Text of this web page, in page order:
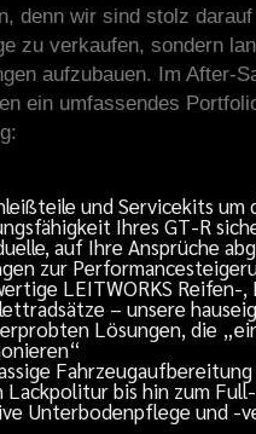
denn wir sind stolz
zu verkaufen, sondern
aufzubauen. Im After-
ein umfassendes
und Servicekits um
Ihres GT-R
auf Ihre Ansprüche
zur
LEITWORKS Reifen-,
– unsere
Lösungen, die
Lackpolitur bis hin zum
Unterbodenpflege und -